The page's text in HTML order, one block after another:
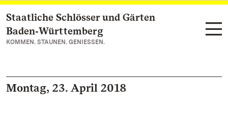
Zum Hauptinhalt springen
Staatliche Schlösser und Gärten
Baden‑Württemberg
KOMMEN. STAUNEN. GENIESSEN.
Montag, 23. April 2018